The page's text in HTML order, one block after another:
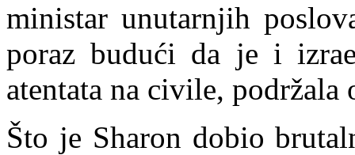
ministar unutarnjih
poraz budući da je i
atentata na civile, podržala
Što je Sharon dobio